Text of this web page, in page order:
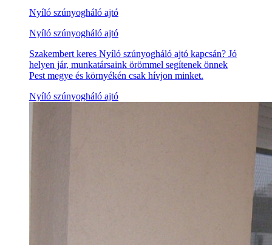
Nyíló szúnyogháló ajtó
Nyíló szúnyogháló ajtó
Szakembert keres Nyíló szúnyogháló ajtó kapcsán? Jó
helyen jár, munkatársaink örömmel segítenek önnek
Pest megye és környékén csak hívjon minket.
Nyíló szúnyogháló ajtó